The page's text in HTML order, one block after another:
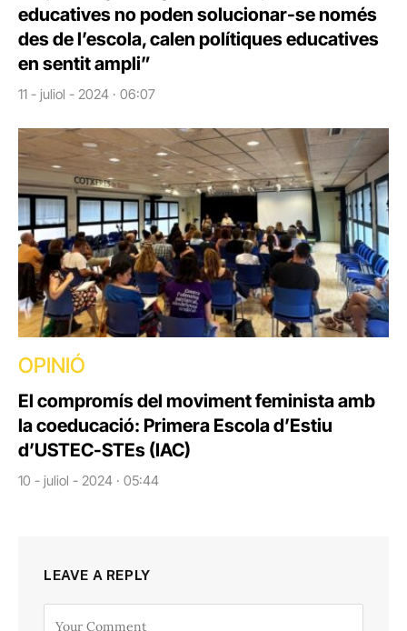
educatives no poden solucionar-se només
des de l’escola, calen polítiques educatives
en sentit ampli”
11 - juliol - 2024 · 06:07
OPINIÓ
El compromís del moviment feminista amb
la coeducació: Primera Escola d’Estiu
d’USTEC-STEs (IAC)
10 - juliol - 2024 · 05:44
LEAVE A REPLY